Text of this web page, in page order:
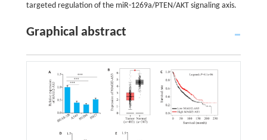
targeted regulation of the miR-1269a/PTEN/AKT signaling axis.
Graphical abstract